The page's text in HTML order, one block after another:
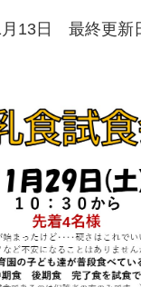
13日 最終更新